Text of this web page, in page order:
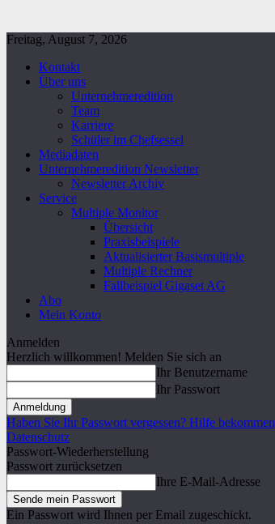
Freitag, August 7, 2026
Kontakt
Über uns
Unternehmeredition
Team
Karriere
Schüler im Chefsessel
Mediadaten
Unternehmeredition Newsletter
Newsletter Archiv
Service
Multiple Monitor
Übersicht
Praxisbeispiele
Aktualisierter Basismultiple
Multiple Rechner
Fallbeispiel Gigaset AG
Abo
Mein Konto
Anmelden
Herzlich willkommen! Melden Sie sich an
Ihr Benutzername
Ihr Passwort
Haben Sie Ihr Passwort vergessen? Hilfe bekommen
Datenschutz
Passwort-Wiederherstellung
Passwort zurücksetzen
Ihre E-Mail-Adresse
Ein Passwort wird Ihnen per Email zugeschickt.